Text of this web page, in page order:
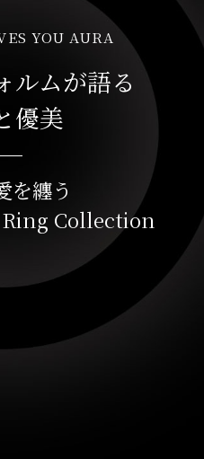
YOU AURA
ルムが語る
優美
を纏う
Ring Collection